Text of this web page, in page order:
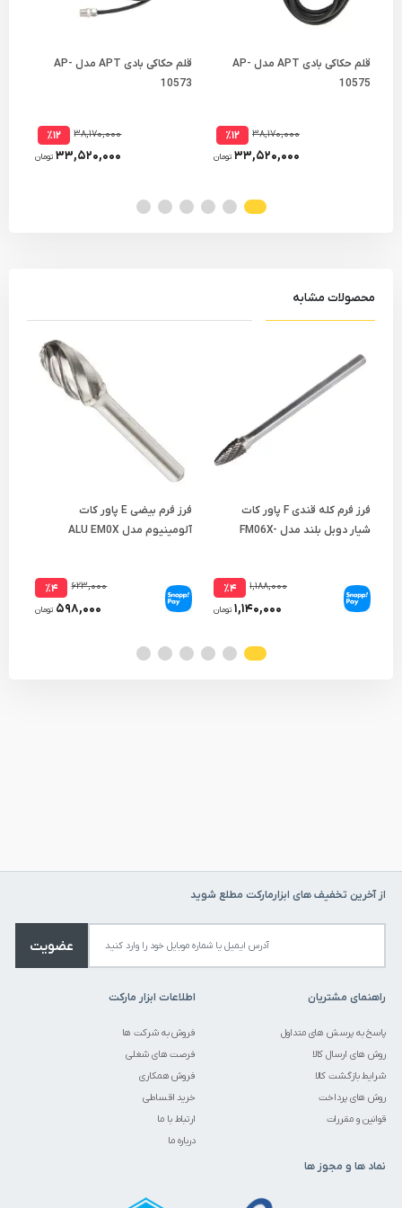
قلم حکاکی بادی APT مدل AP-
10575
۳۸,۱۷۰,۰۰۰ ٪۱۲
۳۳,۵۲۰,۰۰۰ تومان
قلم حکاکی بادی APT مدل AP-
10573
۳۸,۱۷۰,۰۰۰ ٪۱۲
۳۳,۵۲۰,۰۰۰ تومان
محصولات مشابه
فرز فرم کله قندی F پاور کات
شیار دوبل بلند مدل FM06X-
۱,۱۸۸,۰۰۰ ٪۴
۱,۱۴۰,۰۰۰ تومان
فرز فرم بیضی E پاور کات
آلومینیوم مدل ALU EM0X
۶۲۳,۰۰۰ ٪۴
۵۹۸,۰۰۰ تومان
از آخرین تخفیف های ابزارمارکت مطلع شوید
عضویت
راهنمای مشتریان
پاسخ به پرسش های متداول
روش های ارسال کالا
شرایط بازگشت کالا
روش های پرداخت
قوانین و مقررات
اطلاعات ابزار مارکت
فروش به شرکت ها
فرصت های شغلی
فروش همکاری
خرید اقساطی
ارتباط با ما
درباره ما
نماد ها و مجوز ها